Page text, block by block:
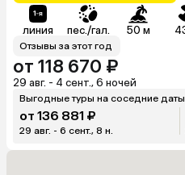
линия пес./гал. 50 м
Отзывы за этот год
от 118 670 ₽
29 авг. - 4 сент., 6 ночей
Выгодные туры на соседние даты
от 136 881 ₽
29 авг. - 6 сент., 8 н.